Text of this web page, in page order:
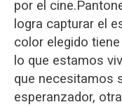
por el cine.
logra capturar el
color elegido
lo que estamos
que necesitamos
esperanzador,